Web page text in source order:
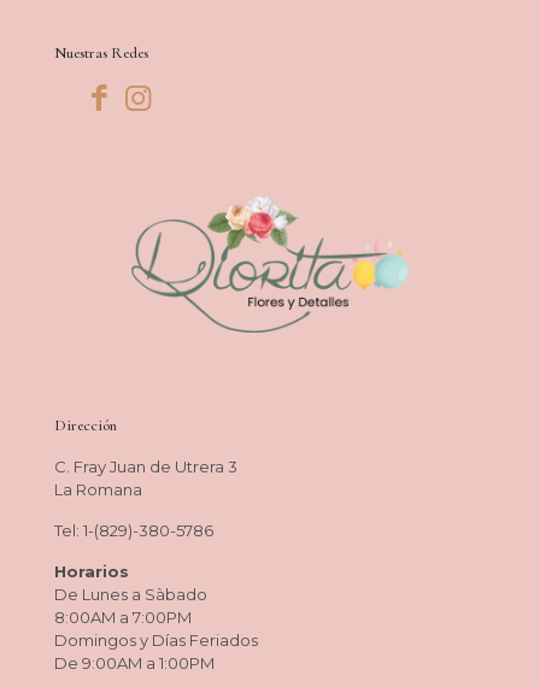
Nuestras Redes
Dirección
C. Fray Juan de Utrera 3
La Romana
Tel: 1-(829)-380-5786
Horarios
De Lunes a Sàbado
8:00AM a 7:00PM
Domingos y Días Feriados
De 9:00AM a 1:00PM